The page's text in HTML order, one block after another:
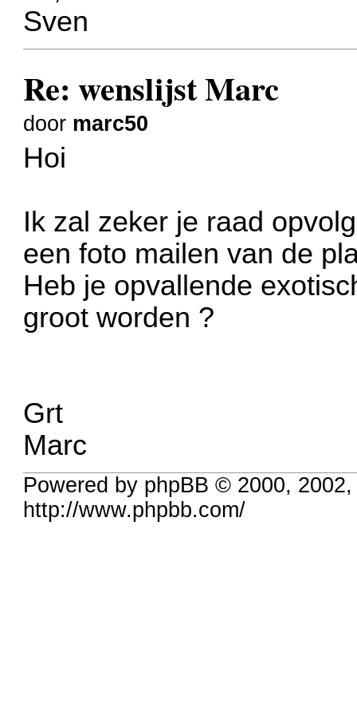
Sven
Re: wenslijst Marc
door marc50
Hoi
Ik zal zeker je raad
een foto mailen van de
Heb je opvallende
groot worden ?
Grt
Marc
Powered by phpBB © 2000,
http://www.phpbb.com/